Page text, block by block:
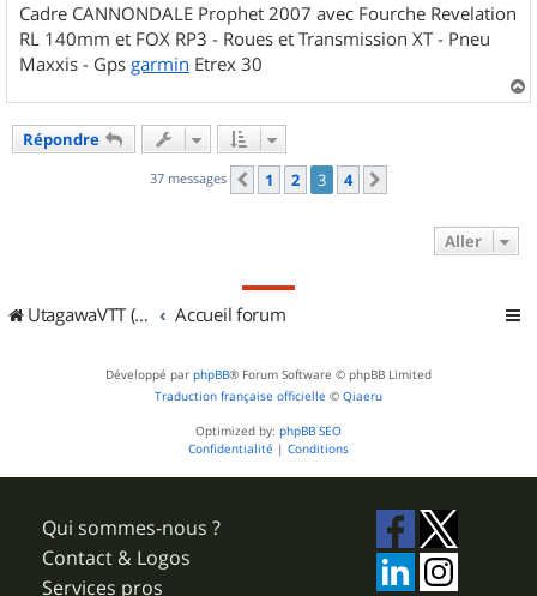
Cadre CANNONDALE Prophet 2007 avec Fourche Revelation
RL 140mm et FOX RP3 - Roues et Transmission XT - Pneu
Maxxis - Gps garmin Etrex 30
a
Répondre
37 messages Précédent
1 2 3 4
Aller
UtagawaVTT (Randos VTT et VTTAE avec traces GPS) Accueil forum
Développé par phpBB® Forum Software © phpBB Limited
Traduction française officielle © Qiaeru
Optimized by: phpBB SEO
Confidentialité | Conditions
Qui sommes-nous ?
Contact & Logos
Services pros